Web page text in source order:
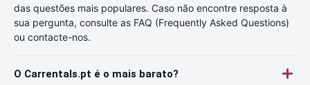
das questões mais populares. Caso não encontre resposta à
sua pergunta, consulte as FAQ (Frequently Asked Questions)
ou contacte-nos.
O Carrentals.pt é o mais barato?